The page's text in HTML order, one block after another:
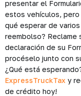
presentar el
estos vehículos, pero
qué esperar de
reembolso? Reclame
declaración de su
procéselo junto con
¿Qué está
ExpressTruckTax y
de crédito hoy!